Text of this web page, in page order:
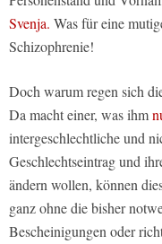
Svenja. Was für eine
Schizophrenie!
Doch warum regen sich
Da macht einer, was ihm
intergeschlechtliche und
Geschlechtseintrag und
ändern wollen, können
ganz ohne die bisher
Bescheinigungen oder